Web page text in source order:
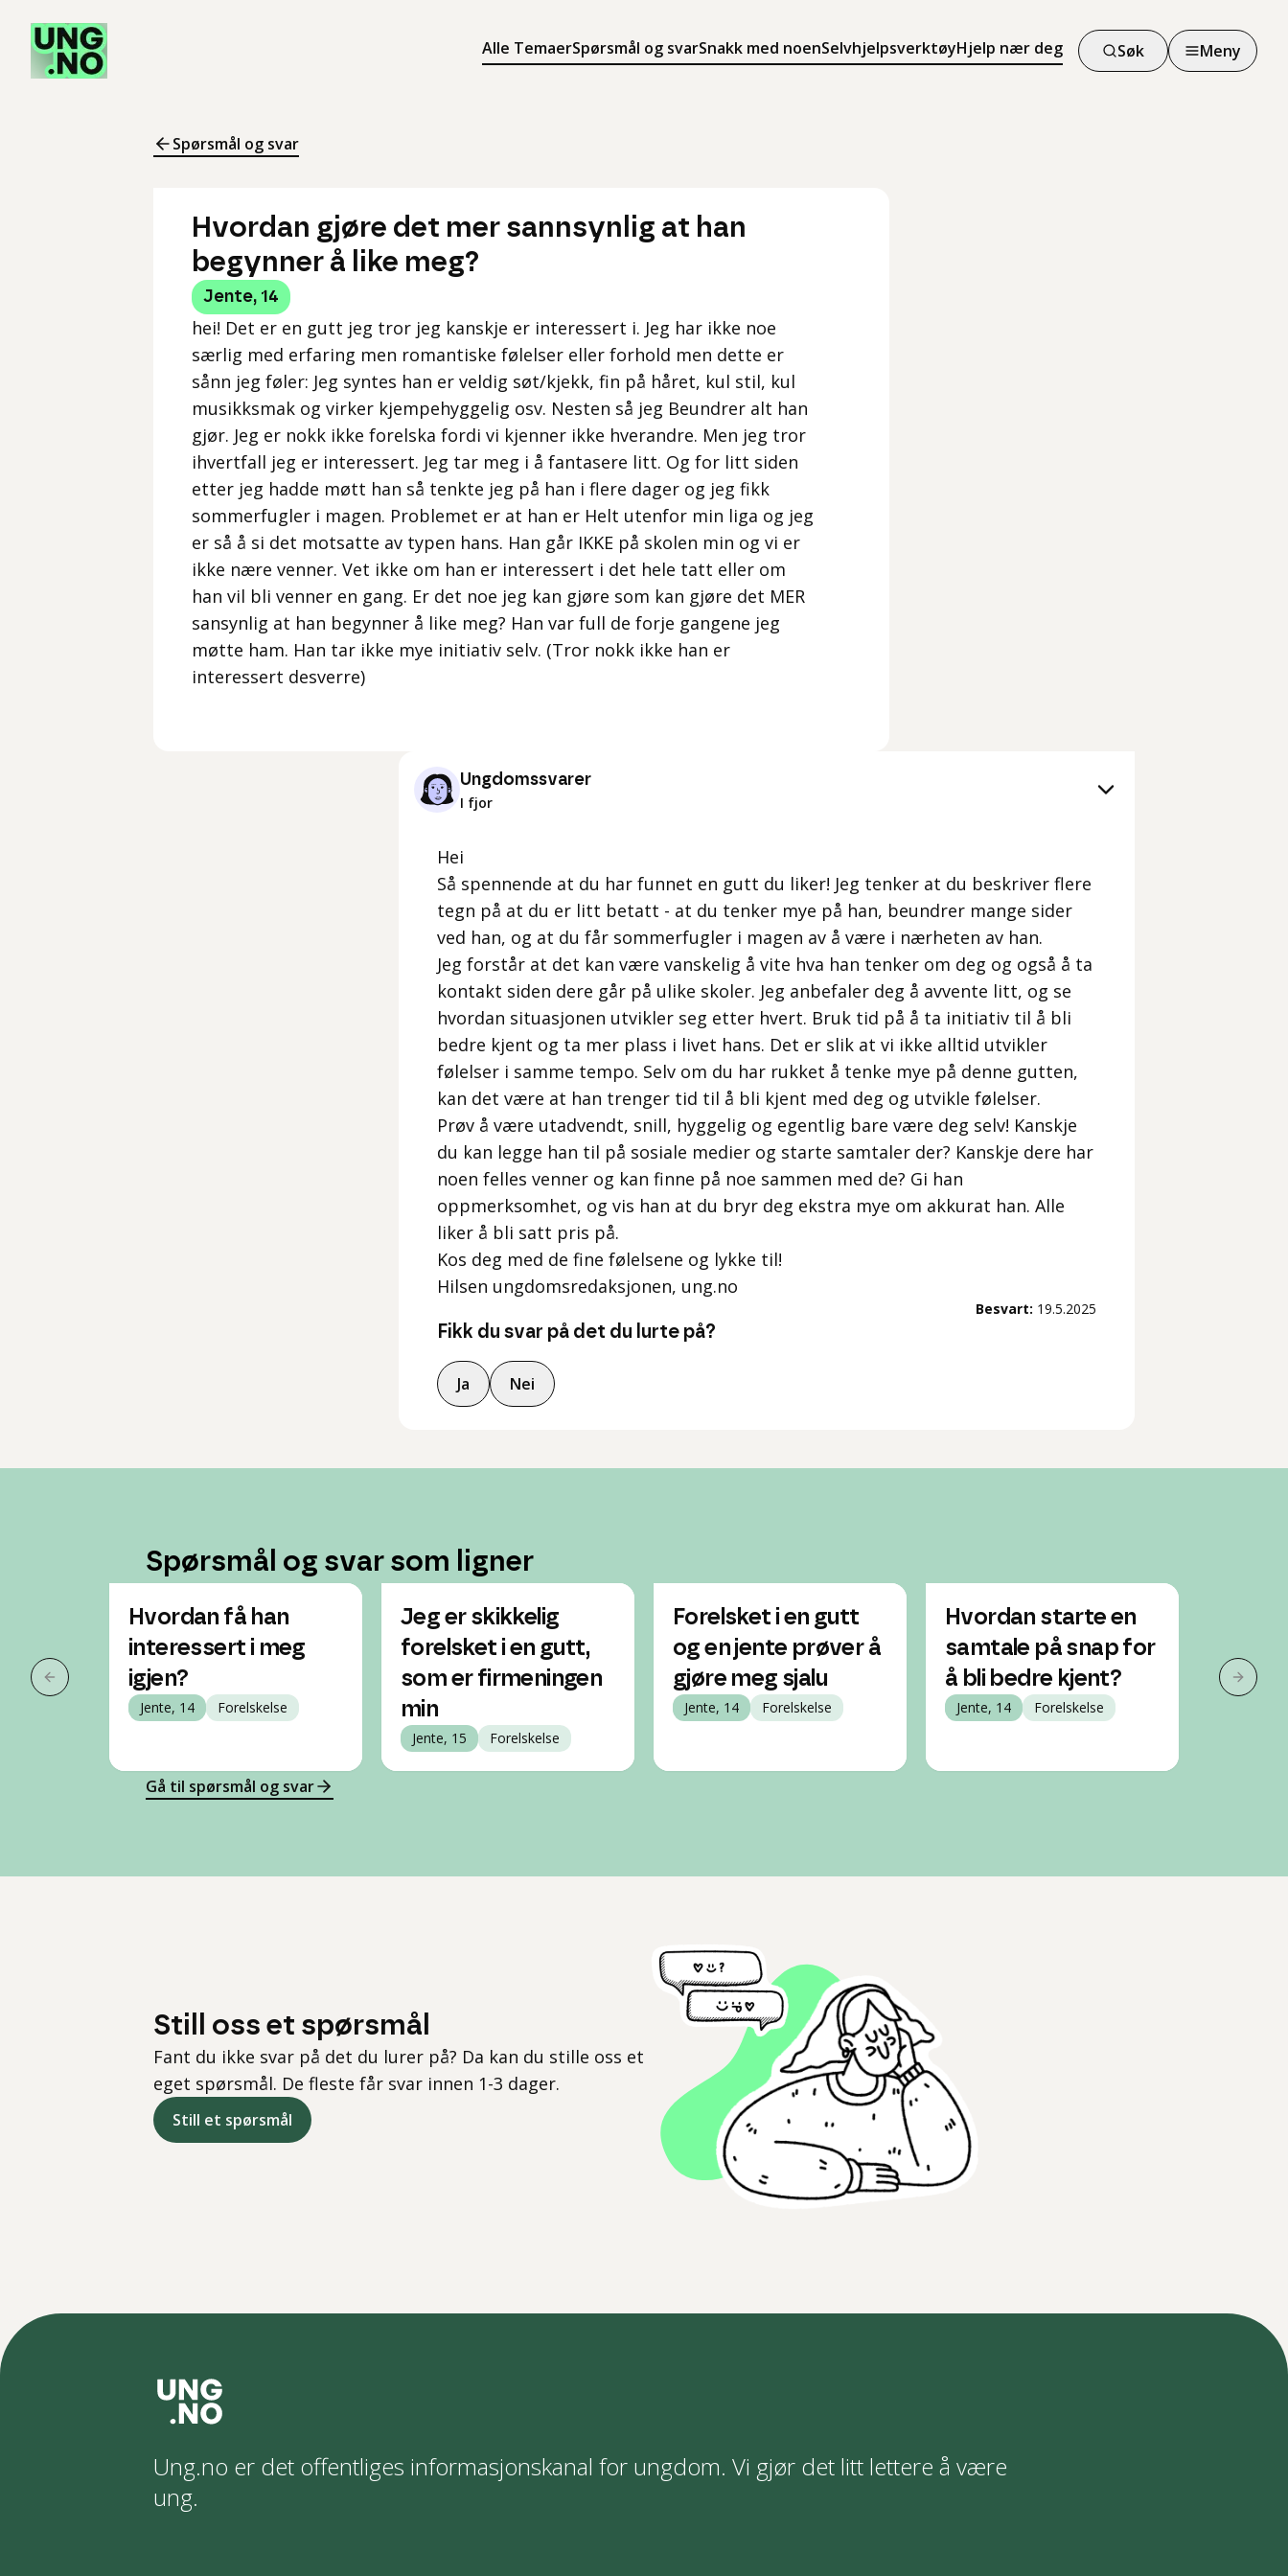
Alle TemaerSpørsmål og svarSnakk med noenSelvhjelpsverktøyHjelp nær deg
Søk
Søk
Meny
Meny
Spørsmål og svar
Hvordan gjøre det mer sannsynlig at han
begynner å like meg?
Jente, 14
hei! Det er en gutt jeg tror jeg kanskje er interessert i. Jeg har ikke noe
særlig med erfaring men romantiske følelser eller forhold men dette er
sånn jeg føler: Jeg syntes han er veldig søt/kjekk, fin på håret, kul stil, kul
musikksmak og virker kjempehyggelig osv. Nesten så jeg Beundrer alt han
gjør. Jeg er nokk ikke forelska fordi vi kjenner ikke hverandre. Men jeg tror
ihvertfall jeg er interessert. Jeg tar meg i å fantasere litt. Og for litt siden
etter jeg hadde møtt han så tenkte jeg på han i flere dager og jeg fikk
sommerfugler i magen. Problemet er at han er Helt utenfor min liga og jeg
er så å si det motsatte av typen hans. Han går IKKE på skolen min og vi er
ikke nære venner. Vet ikke om han er interessert i det hele tatt eller om
han vil bli venner en gang. Er det noe jeg kan gjøre som kan gjøre det MER
sansynlig at han begynner å like meg? Han var full de forje gangene jeg
møtte ham. Han tar ikke mye initiativ selv. (Tror nokk ikke han er
interessert desverre)
Ungdomssvarer
I fjor
Hei
Så spennende at du har funnet en gutt du liker! Jeg tenker at du beskriver flere
tegn på at du er litt betatt - at du tenker mye på han, beundrer mange sider
ved han, og at du får sommerfugler i magen av å være i nærheten av han.
Jeg forstår at det kan være vanskelig å vite hva han tenker om deg og også å ta
kontakt siden dere går på ulike skoler. Jeg anbefaler deg å avvente litt, og se
hvordan situasjonen utvikler seg etter hvert. Bruk tid på å ta initiativ til å bli
bedre kjent og ta mer plass i livet hans. Det er slik at vi ikke alltid utvikler
følelser i samme tempo. Selv om du har rukket å tenke mye på denne gutten,
kan det være at han trenger tid til å bli kjent med deg og utvikle følelser.
Prøv å være utadvendt, snill, hyggelig og egentlig bare være deg selv! Kanskje
du kan legge han til på sosiale medier og starte samtaler der? Kanskje dere har
noen felles venner og kan finne på noe sammen med de? Gi han
oppmerksomhet, og vis han at du bryr deg ekstra mye om akkurat han. Alle
liker å bli satt pris på.
Kos deg med de fine følelsene og lykke til!
Hilsen ungdomsredaksjonen, ung.no
Besvart: 19.5.2025
Fikk du svar på det du lurte på?
Ja Nei
Spørsmål og svar som ligner
Forrige slide
Hvordan få han
interessert i meg
igjen?
Jente, 14 Forelskelse
Jeg er skikkelig
forelsket i en gutt,
som er firmeningen
min
Jente, 15 Forelskelse
Forelsket i en gutt
og en jente prøver å
gjøre meg sjalu
Jente, 14 Forelskelse
Hvordan starte en
samtale på snap for
å bli bedre kjent?
Jente, 14 Forelskelse
Neste
Gå til spørsmål og svar
Still oss et spørsmål
Fant du ikke svar på det du lurer på? Da kan du stille oss et
eget spørsmål. De fleste får svar innen 1-3 dager.
Still et spørsmål
Ung.no er det offentliges informasjonskanal for ungdom. Vi gjør det litt lettere å være
ung.